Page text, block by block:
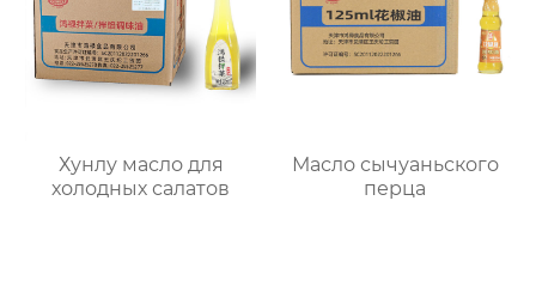
Хунлу масло для
холодных салатов
Масло сычуаньского
перца